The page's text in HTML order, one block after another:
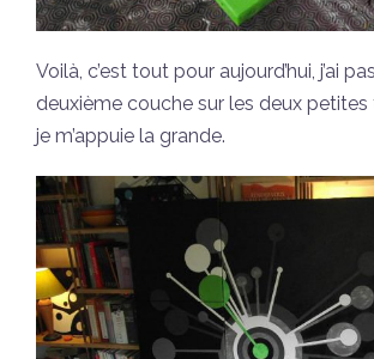
Voilà, c’est tout pour aujourd’hui, j’ai
deuxième couche sur les deux petites
je m’appuie la grande.